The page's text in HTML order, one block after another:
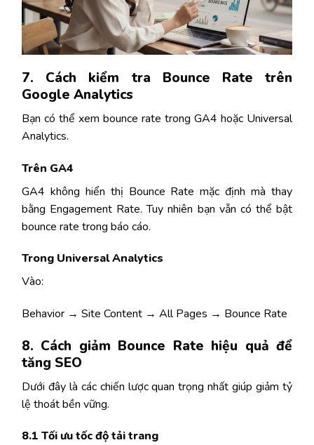
7. Cách kiểm tra Bounce Rate trên
Google Analytics
Bạn có thể xem bounce rate trong GA4 hoặc Universal
Analytics.
Trên GA4
GA4 không hiển thị Bounce Rate mặc định mà thay
bằng Engagement Rate. Tuy nhiên bạn vẫn có thể bật
bounce rate trong báo cáo.
Trong Universal Analytics
Vào:
Behavior → Site Content → All Pages → Bounce Rate
8. Cách giảm Bounce Rate hiệu quả để
tăng SEO
Dưới đây là các chiến lược quan trọng nhất giúp giảm tỷ
lệ thoát bền vững.
8.1 Tối ưu tốc độ tải trang